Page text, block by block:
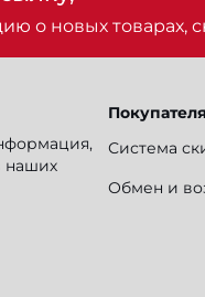
о новых товарах,
наших
Система
Обмен и